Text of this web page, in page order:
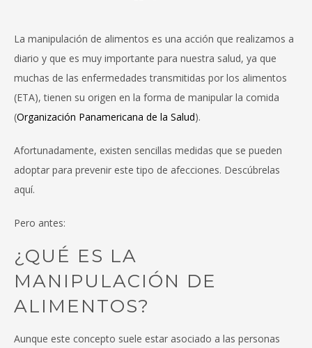
La manipulación de alimentos es una acción que realizamos a
diario y que es muy importante para nuestra salud, ya que
muchas de las enfermedades transmitidas por los alimentos
(ETA), tienen su origen en la forma de manipular la comida
(Organización Panamericana de la Salud).
Afortunadamente, existen sencillas medidas que se pueden
adoptar para prevenir este tipo de afecciones. Descúbrelas
aquí.
Pero antes:
¿QUÉ ES LA
MANIPULACIÓN DE
ALIMENTOS?
Aunque este concepto suele estar asociado a las personas